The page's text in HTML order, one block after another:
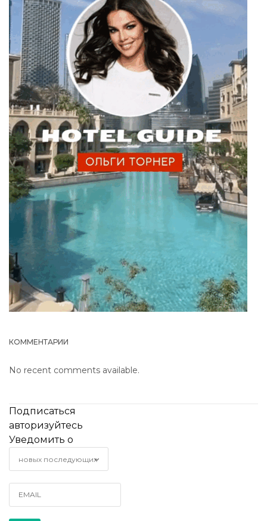
КОММЕНТАРИИ
No recent comments available.
Подписаться
авторизуйтесь
Уведомить о